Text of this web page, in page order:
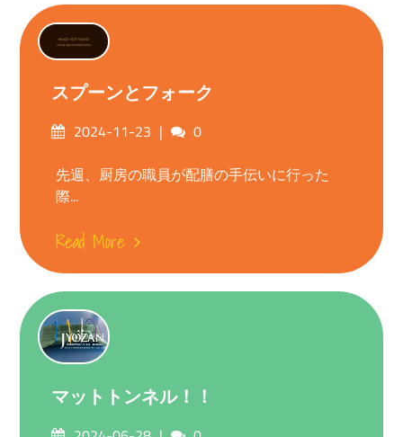
スプーンとフォーク
Posted2024-11-23 Comments
0
先週、厨房の職員が配膳の手伝いに行った
際...
Read More
マットトンネル！！